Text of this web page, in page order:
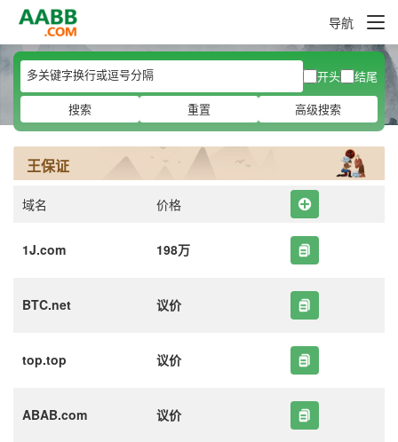
导航
开头
结尾
搜索
重置 高级搜索
王保证
域名 价格
1J.com 198万
BTC.net 议价
top.top 议价
ABAB.com 议价